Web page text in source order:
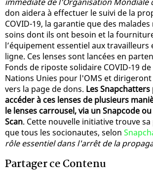
don aidera à effectuer le suivi de la
COVID-19, la garantie que des
soins dont ils ont besoin et la
l’équipement essentiel aux travailleurs
ligne. Ces lenses sont lancées en
Fonds de riposte solidaire COVID-19
Nations Unies pour l'OMS et
vers la page de dons. Les
accéder à ces lenses de plusieurs
le lenses carrousel, via un Snapcode
Scan. Cette nouvelle initiative trouve
que tous les socionautes, selon
rôle essentiel dans l'arrêt de la
Partager ce Contenu